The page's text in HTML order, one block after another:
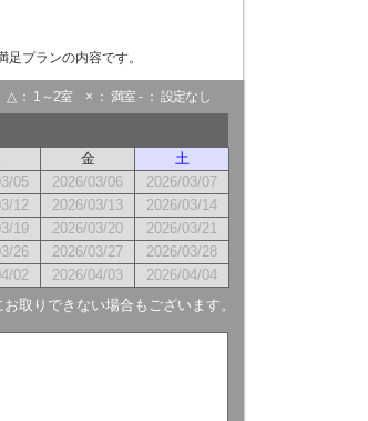
プランの内容です。
： 1～2室 × ： 満室 - ： 設定なし
金
土
05 2026/03/06
2026/03/07
12 2026/03/13
2026/03/14
19 2026/03/20
2026/03/21
26 2026/03/27
2026/03/28
02 2026/04/03
2026/04/04
取りできない場合もございます。